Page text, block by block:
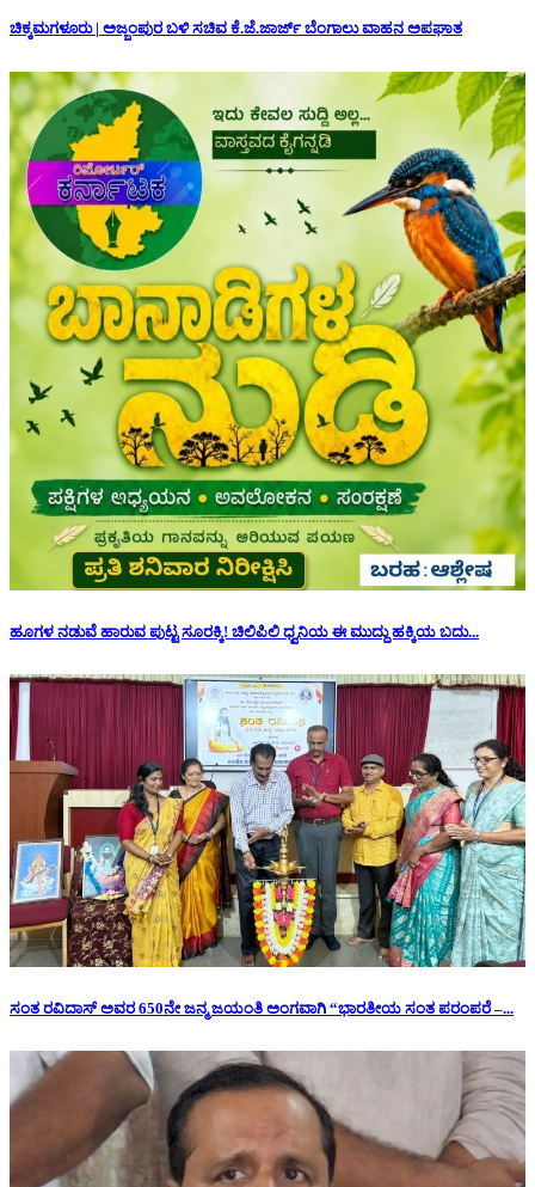
ಚಿಕ್ಕಮಗಳೂರು | ಅಜ್ಜಂಪುರ ಬಳಿ ಸಚಿವ ಕೆ.ಜೆ.ಜಾರ್ಜ್ ಬೆಂಗಾಲು ವಾಹನ ಅಪಘಾತ
ಹೂಗಳ ನಡುವೆ ಹಾರುವ ಪುಟ್ಟ ಸೂರಕ್ಕಿ! ಚಿಲಿಪಿಲಿ ಧ್ವನಿಯ ಈ ಮುದ್ದು ಹಕ್ಕಿಯ ಬದು...
ಸಂತ ರವಿದಾಸ್ ಅವರ 650ನೇ ಜನ್ಮ ಜಯಂತಿ ಅಂಗವಾಗಿ “ಭಾರತೀಯ ಸಂತ ಪರಂಪರೆ –...